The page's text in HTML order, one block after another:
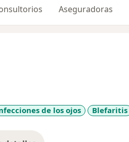
Aseguradoras
de los ojos Blefaritis